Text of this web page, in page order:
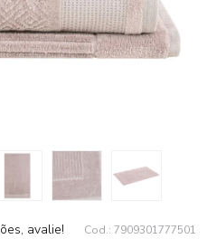
avalie! Cod.: 7909301777501